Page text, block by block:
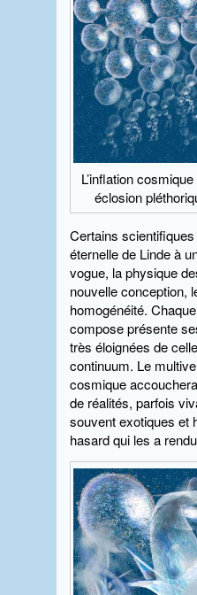
L’inflation
éclosion
Certains scientifiques
éternelle de Linde à
vogue, la physique
nouvelle conception,
homogénéité.
compose présente
très éloignées de
continuum. Le
cosmique
de réalités, parfois
souvent exotiques et
hasard qui les a